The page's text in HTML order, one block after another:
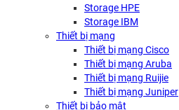
Storage HPE
Storage IBM
Thiết bị mạng
Thiết bị mạng Cisco
Thiết bị mạng Aruba
Thiết bị mạng Ruijie
Thiết bị mạng Juniper
Thiết bị bảo mật